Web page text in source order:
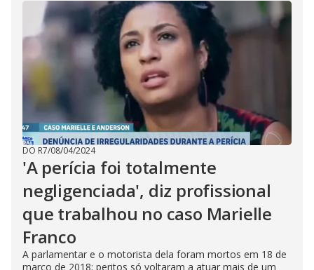
DO R7/08/04/2024
'A perícia foi totalmente
negligenciada', diz profissional
que trabalhou no caso Marielle
Franco
A parlamentar e o motorista dela foram mortos em 18 de
março de 2018; peritos só voltaram a atuar mais de um